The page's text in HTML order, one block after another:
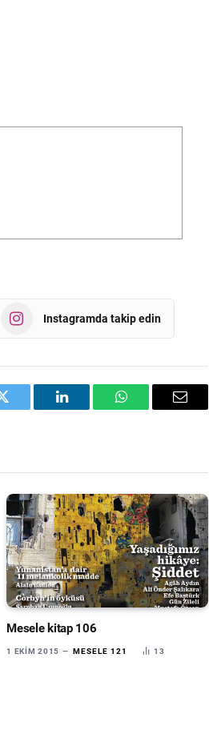
Instagramda takip edin
Twitter LinkedIn WhatsAppEmail
Mesele kitap 106
1 EKIM 2015 MESELE 121 13